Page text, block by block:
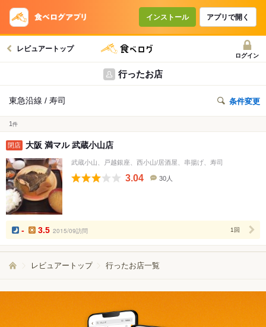
インストール アプリで開く
レビュアートップ
ログイン
行ったお店
東急沿線 / 寿司 条件変更
1 件
閉店 大阪 満マル 武蔵小山店
武蔵小山、戸越銀座、西小山/居酒屋、串揚げ、寿司
3.04
数
30人
- 3.5 2015/09訪問 1回
レビュアートップ 行ったお店一覧